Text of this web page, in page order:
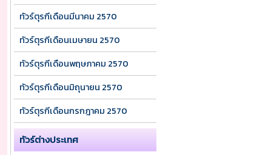
ทัวร์ตุรกีเดือนมีนาคม 2570
ทัวร์ตุรกีเดือนเมษายน 2570
ทัวร์ตุรกีเดือนพฤษภาคม 2570
ทัวร์ตุรกีเดือนมิถุนายน 2570
ทัวร์ตุรกีเดือนกรกฎาคม 2570
ทัวร์ต่างประเทศ